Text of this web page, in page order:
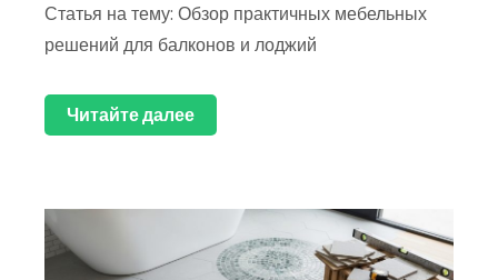
Статья на тему: Обзор практичных мебельных
решений для балконов и лоджий
Читайте далее